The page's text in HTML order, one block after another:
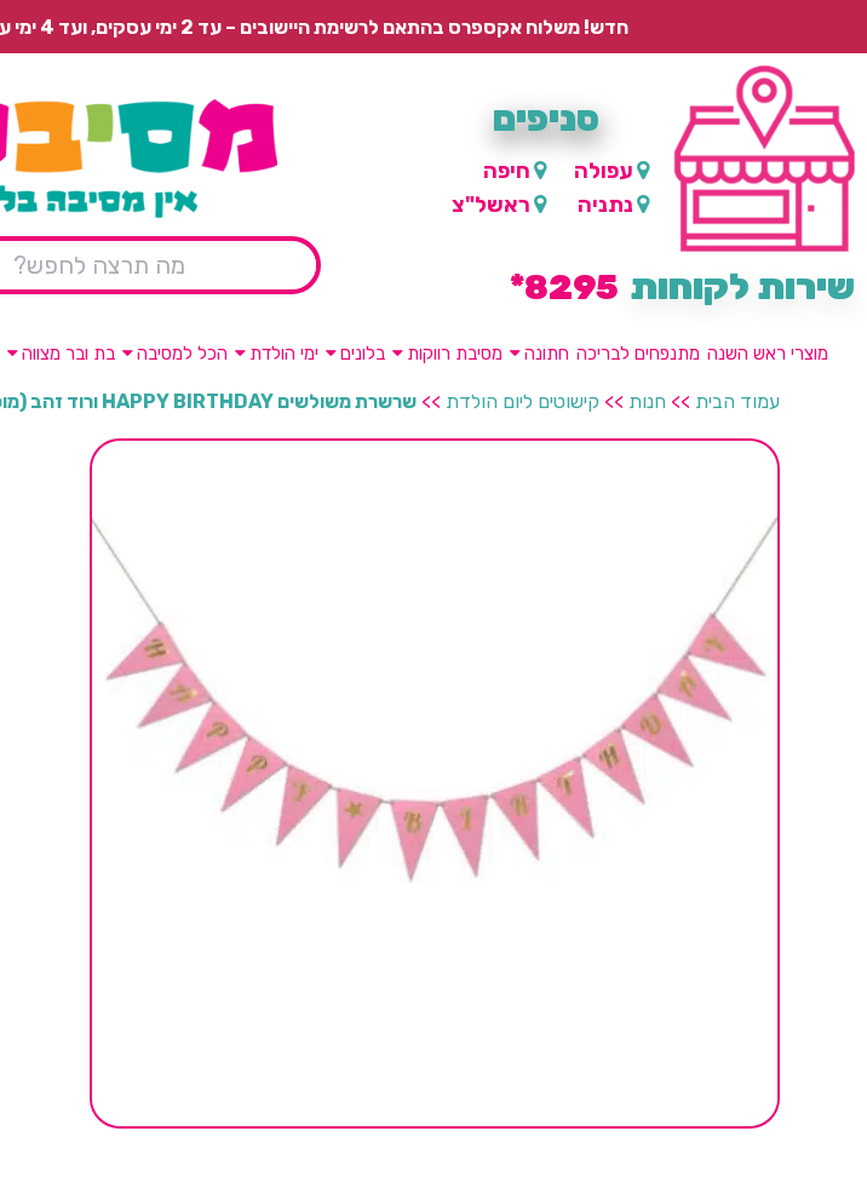
חדש! משלוח אקספרס בהתאם לרשימת היישובים – עד 2 ימי עסקים, ועד 4 ימי עסקים למוצרים ממותגים. משלוח רגיל בתשלום או איסוף עצמי חינם.
סניפים
עפולה
חיפה
נתניה
ראשל"צ
שירות לקוחות 8295*
מוצרי ראש השנה מתנפחים לבריכה חתונה מסיבת רווקות בלונים ימי הולדת הכל למסיבה בת ובר מצווה
עמוד הבית >> חנות >> קישוטים ליום הולדת >> שרשרת משולשים HAPPY BIRTHDAY ורוד זהב (מוכן לתלייה)